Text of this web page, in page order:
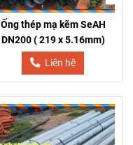
Ống thép mạ kẽm SeAH
DN200 ( 219 x 5.16mm)
Liên hệ